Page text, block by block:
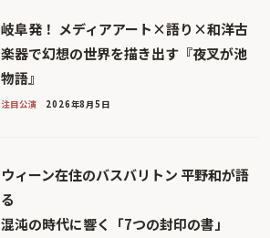
岐阜発！ メディアアート×語り×和洋古
楽器で幻想の世界を描き出す『夜叉が池
物語』
注目公演 2026年8月5日
ウィーン在住のバスバリトン 平野和が語
る
混沌の時代に響く「7つの封印の書」